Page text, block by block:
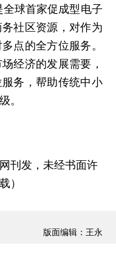
全球首家促成型电子
社区资源，对作为
点的全方位服务。
经济的发展需要，
务，帮助传统中小
。
刊发，未经书面许
）
版面编辑：王永